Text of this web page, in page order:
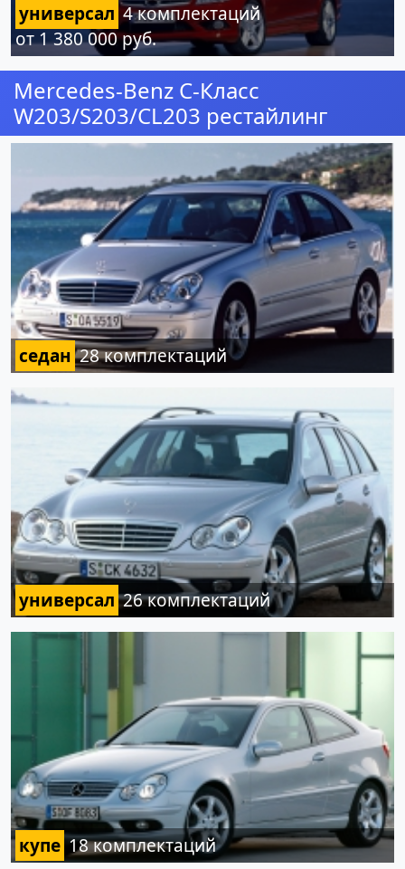
универсал4 комплектаций
от 1 380 000 руб.
Mercedes-Benz C-Класс
W203/S203/CL203 рестайлинг
седан28 комплектаций
универсал26 комплектаций
купе18 комплектаций